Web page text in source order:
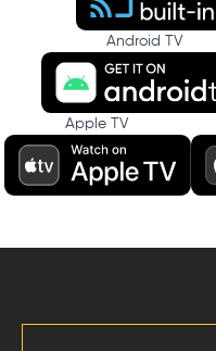
Android TV
Apple TV